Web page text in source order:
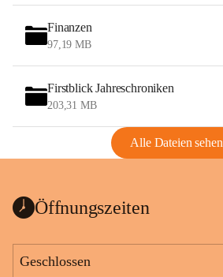
Finanzen
97,19 MB
Firstblick Jahreschroniken
203,31 MB
Alle Dateien sehen
Öffnungszeiten
Geschlossen